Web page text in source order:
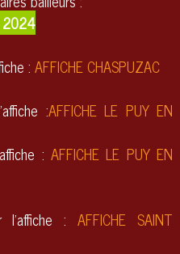
2024
: AFFICHE CHASPUZAC
:AFFICHE LE PUY EN
:AFFICHE LE PUY EN
l'affiche :AFFICHE SAINT